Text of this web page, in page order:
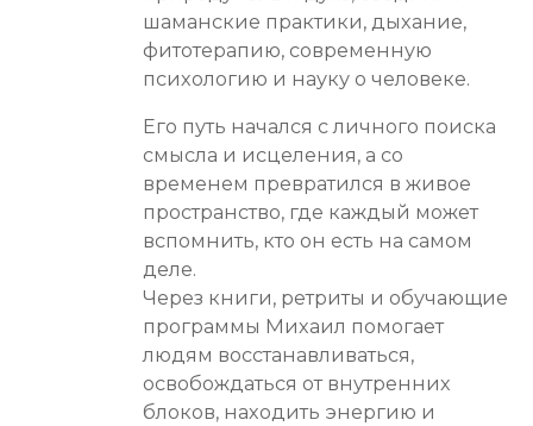
шаманские практики, дыхание,
фитотерапию, современную
психологию и науку о человеке.
Его путь начался с личного поиска
смысла и исцеления, а со
временем превратился в живое
пространство, где каждый может
вспомнить, кто он есть на самом
деле.
Через книги, ретриты и обучающие
программы Михаил помогает
людям восстанавливаться,
освобождаться от внутренних
блоков, находить энергию и